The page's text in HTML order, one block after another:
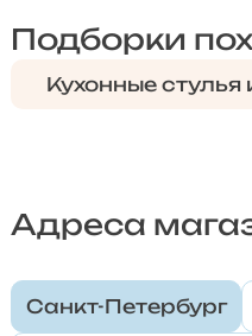
Подборки
Кухонные
Адреса
Санкт-Петербург